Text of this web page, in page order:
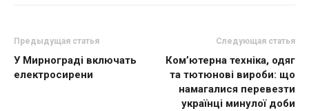
Предыдущая статья
У Мирнограді включать
електросирени
Следующая статья
Ком’ютерна техніка, одяг
та тютюнові вироби: що
намагалися перевезти
українці минулої доби